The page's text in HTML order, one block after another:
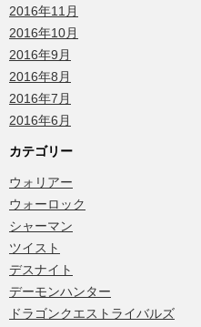
2016年11月
2016年10月
2016年9月
2016年8月
2016年7月
2016年6月
カテゴリー
ウォリアー
ウォーロック
シャーマン
ツイスト
デスナイト
デーモンハンター
ドラゴンクエストライバルズ